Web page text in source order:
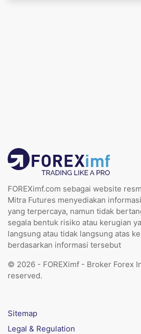
FOREXimf.com sebagai website
Mitra Futures menyediakan
yang terpercaya, namun tidak
segala bentuk risiko atau kerugian
langsung atau tidak langsung atas
berdasarkan informasi tersebut
© 2026 - FOREXimf - Broker Forex
reserved.
Sitemap
Legal & Regulation